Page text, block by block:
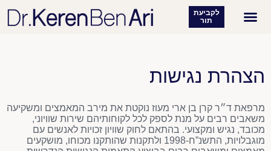
לקביעת
תור
הצהרת נגישות
מרפאת ד״ר קרן בן ארי מעוז נוקטת את מירב המאמצים ומשקיעה
משאבים רבים על מנת לספק לכל לקוחותיהם שירות שוויוני,
מכובד, נגיש ומקצועי. בהתאם לחוק שוויון זכויות לאנשים עם
מוגבלויות, התשנ”ח-1998 ולתקנות שהותקנו מכוחו, מושקעים